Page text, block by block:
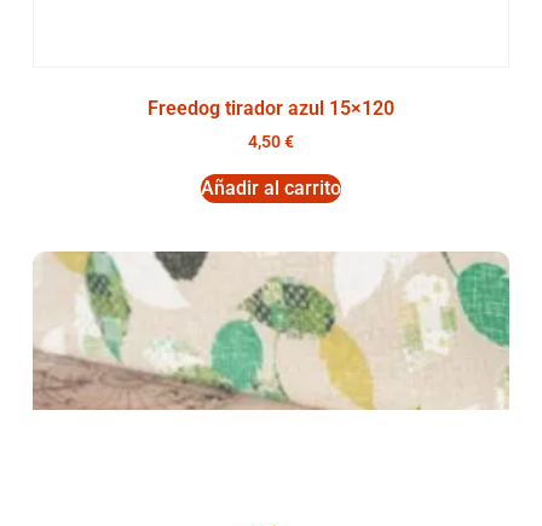
Freedog tirador azul 15×120
4,50€
Añadir al carrito